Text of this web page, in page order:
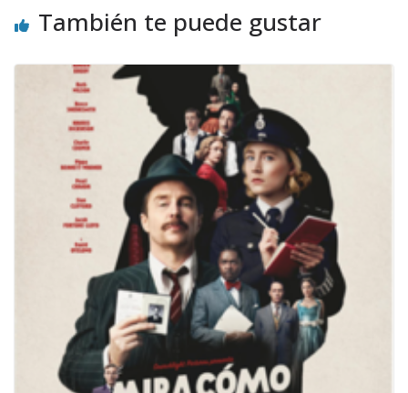
También te puede gustar